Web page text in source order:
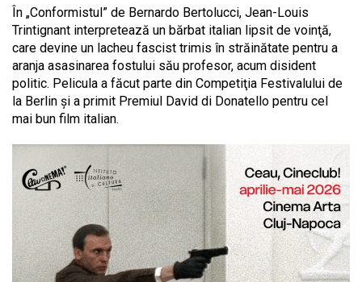
În „Conformistul” de Bernardo Bertolucci, Jean-Louis
Trintignant interpretează un bărbat italian lipsit de voinţă,
care devine un lacheu fascist trimis în străinătate pentru a
aranja asasinarea fostului său profesor, acum disident
politic. Pelicula a făcut parte din Competiţia Festivalului de
la Berlin şi a primit Premiul David di Donatello pentru cel
mai bun film italian.